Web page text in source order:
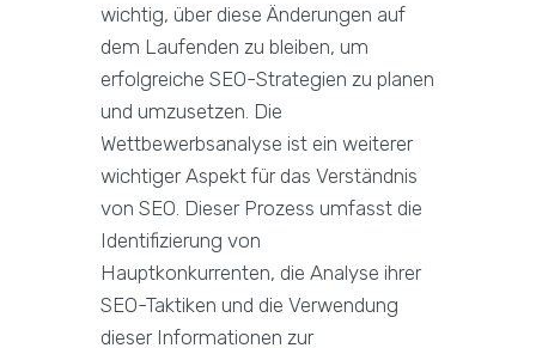
wichtig, über diese Änderungen auf
dem Laufenden zu bleiben, um
erfolgreiche SEO-Strategien zu planen
und umzusetzen. Die
Wettbewerbsanalyse ist ein weiterer
wichtiger Aspekt für das Verständnis
von SEO. Dieser Prozess umfasst die
Identifizierung von
Hauptkonkurrenten, die Analyse ihrer
SEO-Taktiken und die Verwendung
dieser Informationen zur